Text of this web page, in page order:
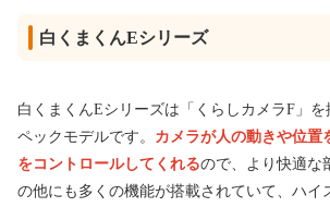
白くまくんEシリーズ
白くまくんEシリーズは「くらしカメラF」
ペックモデルです。 カメラが人の動きや位置
をコントロールしてくれるので、より快適な
の他にも多くの機能が搭載されていて、ハイ